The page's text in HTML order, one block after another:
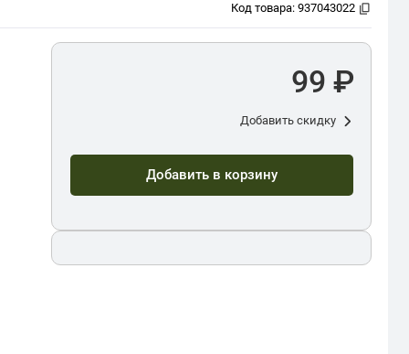
Код товара: 937043022
99 ₽
Добавить скидку
Добавить в корзину